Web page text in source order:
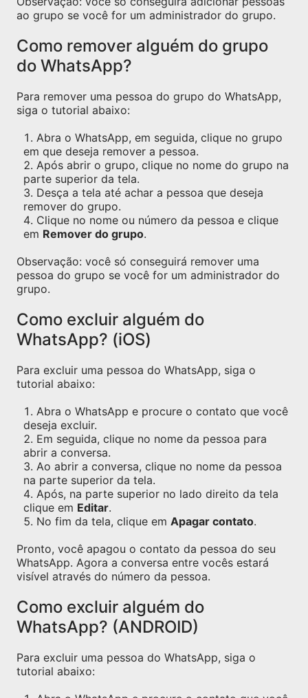
ao grupo se você for um administrador do grupo.
Como remover alguém do grupo
do WhatsApp?
Para remover uma pessoa do grupo do WhatsApp,
siga o tutorial abaixo:
Abra o WhatsApp, em seguida, clique no grupo
em que deseja remover a pessoa.
Após abrir o grupo, clique no nome do grupo na
parte superior da tela.
Desça a tela até achar a pessoa que deseja
remover do grupo.
Clique no nome ou número da pessoa e clique
em Remover do grupo.
Observação: você só conseguirá remover uma
pessoa do grupo se você for um administrador do
grupo.
Como excluir alguém do
WhatsApp? (iOS)
Para excluir uma pessoa do WhatsApp, siga o
tutorial abaixo:
Abra o WhatsApp e procure o contato que você
deseja excluir.
Em seguida, clique no nome da pessoa para
abrir a conversa.
Ao abrir a conversa, clique no nome da pessoa
na parte superior da tela.
Após, na parte superior no lado direito da tela
clique em Editar.
No fim da tela, clique em Apagar contato.
Pronto, você apagou o contato da pessoa do seu
WhatsApp. Agora a conversa entre vocês estará
visível através do número da pessoa.
Como excluir alguém do
WhatsApp? (ANDROID)
Para excluir uma pessoa do WhatsApp, siga o
tutorial abaixo: